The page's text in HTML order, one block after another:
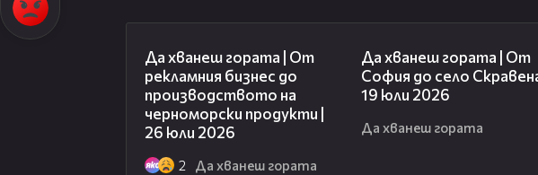
Да хванеш гората | От
рекламния бизнес до
производството на
черноморски продукти |
26 юли 2026
2 Да хванеш гората
Да хванеш гората | От
София до село Скравена
19 юли 2026
Да хванеш гората